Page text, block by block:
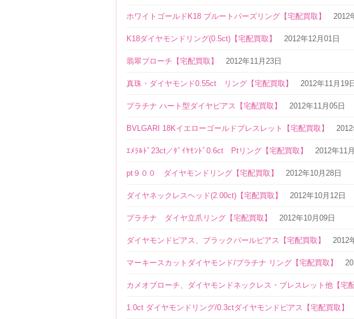
ホワイトゴールドK18 ブルートパーズリング【宅配買取】 2012
K18ダイヤモンドリング(0.5ct)【宅配買取】 2012年12月01日
翡翠ブローチ【宅配買取】 2012年11月23日
真珠・ダイヤモンド0.55ct リング【宅配買取】 2012年11月19日
プラチナ ハート型ダイヤピアス【宅配買取】 2012年11月05日
BVLGARI 18Kイエローゴールドブレスレット【宅配買取】
ｴﾒﾗﾙﾄﾞ23ct／ﾀﾞｲﾔﾓﾝﾄﾞ0.6ct Ptリング【宅配買取】 2012年11
pt９００ ダイヤモンドリング【宅配買取】 2012年10月28日
ダイヤネックレスヘッド(2.00ct)【宅配買取】 2012年10月12日
プラチナ ダイヤ立爪リング【宅配買取】 2012年10月09日
ダイヤモンドピアス、ブラックパールピアス【宅配買取】 2012
マーキースカットダイヤモンド/プラチナ リング【宅配買取】
カメオブローチ、ダイヤモンドネックレス・ブレスレット他【宅配
1.0ct ダイヤモンドリング/0.3ctダイヤモンドピアス【宅配買取】